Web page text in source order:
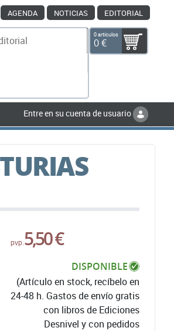
AGENDA NOTICIAS EDITORIAL
0 artículos
0 €
Entre en su cuenta de usuario
pvp.5,50 €
DISPONIBLE
(Artículo en stock, recíbelo en
24-48 h. Gastos de envío gratis
con libros de Ediciones
Desnivel y con pedidos